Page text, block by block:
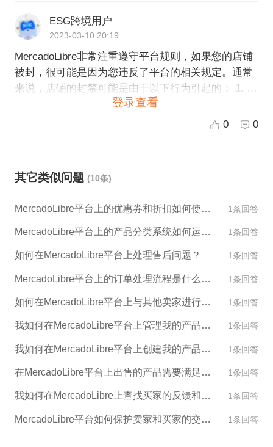
申诉邮件，说明情况并提供相关证据，请求平台解除
封禁。 另外，建议您在日常经营中注意遵守平台规
定，不要出现违规行为，以避免店铺被封的情况发
生。 如果您需要进一步帮助，建议您联系MercadoLib
re的客服团队获取更详细的信息和支持。
ESG跨境用户
2023-03-10 20:19
MercadoLibre非常注重遵守平台规则，如果您的店铺
被封，很可能是因为您违反了平台的相关规定。通常
来说，店铺的封禁可能是由于以下行为引起的： 1. 售
卖假冒伪劣产品或者侵犯版权/商标等知识产权行为。
2. 违反平台安全规则，比如利用平台进行欺诈行为以
果您认为店铺封禁是不合理的，您可以向平台提出申
您合法经营，遵守平台的规定，并保持良好的商家信
誉。
登录查看
0 0
其它类似问题 (10条)
MercadoLibre平台上的优惠券和折扣如何使用？ 1条回答
MercadoLibre平台上的产品分类系统如何运作？ 1条回答
如何在MercadoLibre平台上处理售后问题？ 1条回答
MercadoLibre平台上的订单处理流程是什么样的？ 1条回答
如何在MercadoLibre平台上与其他卖家进行交流和合作？ 1条回答
我如何在MercadoLibre平台上管理我的产品库存？ 1条回答
我如何在MercadoLibre平台上创建我的产品描述和图片？ 1条回答
在MercadoLibre平台上出售的产品需要满足哪些标准？ 1条回答
我如何在MercadoLibre上查找买家的反馈和评论？ 1条回答
MercadoLibre平台如何保护卖家和买家的交易安全？ 1条回答